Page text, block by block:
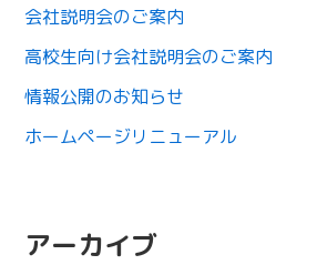
会社説明会のご案内
高校生向け会社説明会のご案内
情報公開のお知らせ
ホームページリニューアル
アーカイブ